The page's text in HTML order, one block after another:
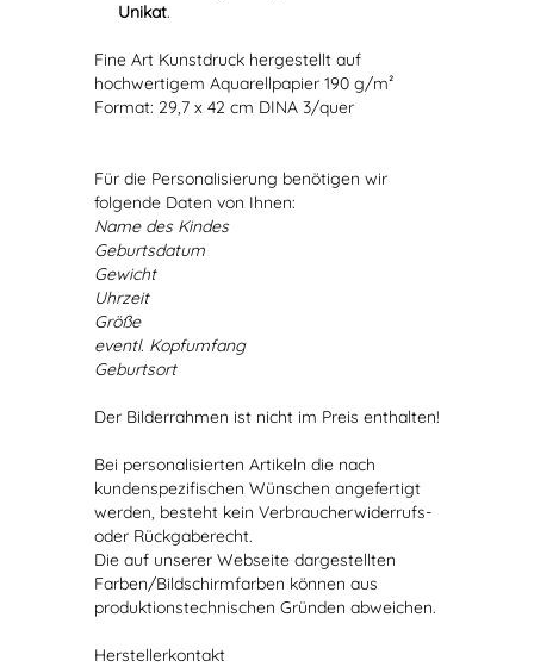
Unikat.
Fine Art Kunstdruck hergestellt auf
hochwertigem Aquarellpapier 190 g/m²
Format: 29,7 x 42 cm DINA 3/quer
Für die Personalisierung benötigen wir
folgende Daten von Ihnen:
Name des Kindes
Geburtsdatum
Gewicht
Uhrzeit
Größe
eventl. Kopfumfang
Geburtsort
Der Bilderrahmen ist nicht im Preis enthalten!
Bei personalisierten Artikeln die nach
kundenspezifischen Wünschen angefertigt
werden, besteht kein Verbraucherwiderrufs-
oder Rückgaberecht.
Die auf unserer Webseite dargestellten
Farben/Bildschirmfarben können aus
produktionstechnischen Gründen abweichen.
Herstellerkontakt